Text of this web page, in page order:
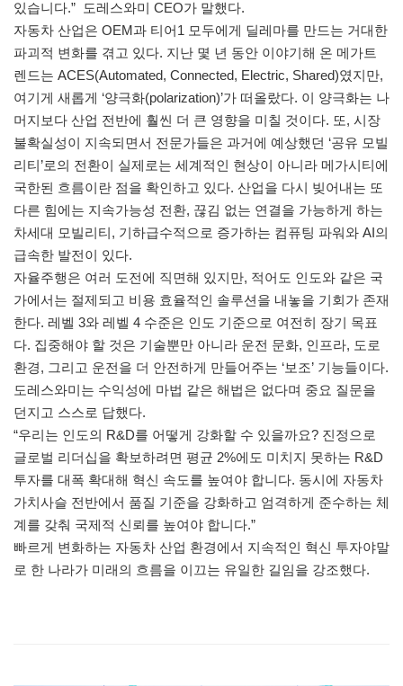
있습니다.” 도레스와미 CEO가 말했다.
자동차 산업은 OEM과 티어1 모두에게 딜레마를 만드는 거대한
파괴적 변화를 겪고 있다. 지난 몇 년 동안 이야기해 온 메가트
렌드는 ACES(Automated, Connected, Electric, Shared)였지만,
여기게 새롭게 ‘양극화(polarization)’가 떠올랐다. 이 양극화는 나
머지보다 산업 전반에 훨씬 더 큰 영향을 미칠 것이다. 또, 시장
불확실성이 지속되면서 전문가들은 과거에 예상했던 ‘공유 모빌
리티’로의 전환이 실제로는 세계적인 현상이 아니라 메가시티에
국한된 흐름이란 점을 확인하고 있다. 산업을 다시 빚어내는 또
다른 힘에는 지속가능성 전환, 끊김 없는 연결을 가능하게 하는
차세대 모빌리티, 기하급수적으로 증가하는 컴퓨팅 파워와 AI의
급속한 발전이 있다.
자율주행은 여러 도전에 직면해 있지만, 적어도 인도와 같은 국
가에서는 절제되고 비용 효율적인 솔루션을 내놓을 기회가 존재
한다. 레벨 3와 레벨 4 수준은 인도 기준으로 여전히 장기 목표
다. 집중해야 할 것은 기술뿐만 아니라 운전 문화, 인프라, 도로
환경, 그리고 운전을 더 안전하게 만들어주는 ‘보조’ 기능들이다.
도레스와미는 수익성에 마법 같은 해법은 없다며 중요 질문을
던지고 스스로 답했다.
“우리는 인도의 R&D를 어떻게 강화할 수 있을까요? 진정으로
글로벌 리더십을 확보하려면 평균 2%에도 미치지 못하는 R&D
투자를 대폭 확대해 혁신 속도를 높여야 합니다. 동시에 자동차
가치사슬 전반에서 품질 기준을 강화하고 엄격하게 준수하는 체
계를 갖춰 국제적 신뢰를 높여야 합니다.”
빠르게 변화하는 자동차 산업 환경에서 지속적인 혁신 투자야말
로 한 나라가 미래의 흐름을 이끄는 유일한 길임을 강조했다.